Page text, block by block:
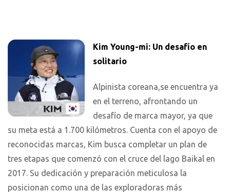
Kim Young-mi: Un desafío en
solitario
Alpinista coreana,se encuentra ya
en el terreno, afrontando un
desafío de marca mayor, ya que
su meta está a 1.700 kilómetros. Cuenta con el apoyo de
reconocidas marcas, Kim busca completar un plan de
tres etapas que comenzó con el cruce del lago Baikal en
2017. Su dedicación y preparación meticulosa la
posicionan como una de las exploradoras más